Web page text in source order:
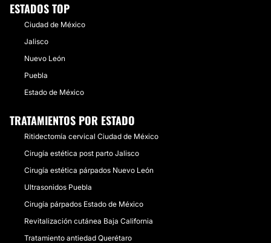
ESTADOS TOP
Ciudad de México
Jalisco
Nuevo León
Puebla
Estado de México
TRATAMIENTOS POR ESTADO
Ritidectomía cervical Ciudad de México
Cirugía estética post parto Jalisco
Cirugía estética párpados Nuevo León
Ultrasonidos Puebla
Cirugía párpados Estado de México
Revitalización cutánea Baja California
Tratamiento antiedad Querétaro